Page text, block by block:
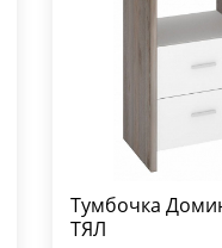
Тумбочка
ТЯЛ